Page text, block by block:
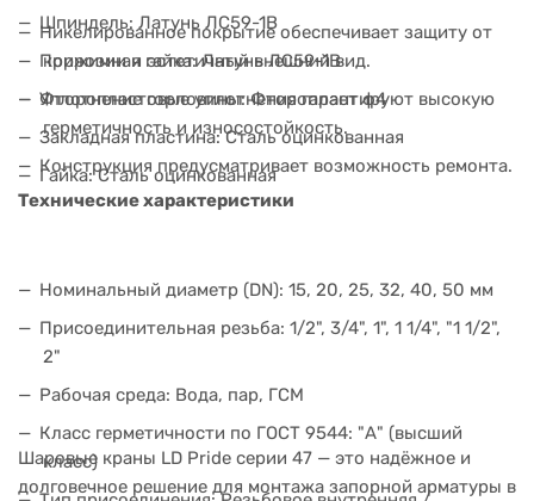
Шпиндель: Латунь ЛС59-1В
Прижимная гайка: Латунь ЛС59-1В
Уплотнение горловины: Фторопласт ф4
Закладная пластина: Сталь оцинкованная
Гайка: Сталь оцинкованная
Никелированное покрытие обеспечивает защиту от
коррозии и эстетичный внешний вид.
Фторопластовые уплотнения гарантируют высокую
герметичность и износостойкость.
Конструкция предусматривает возможность ремонта.
Технические характеристики
Номинальный диаметр (DN): 15, 20, 25, 32, 40, 50 мм
Присоединительная резьба: 1/2", 3/4", 1", 1 1/4", "1 1/2",
2"
Рабочая среда: Вода, пар, ГСМ
Класс герметичности по ГОСТ 9544: "А" (высший
класс)
Шаровые краны LD Pride серии 47 — это надёжное и
долговечное решение для монтажа запорной арматуры в